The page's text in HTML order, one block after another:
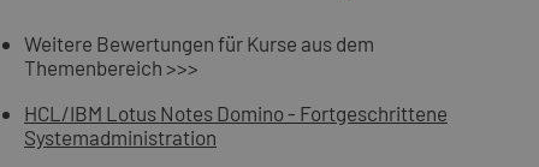
Weitere Bewertungen für Kurse aus dem
Themenbereich >>>
HCL/IBM Lotus Notes Domino - Fortgeschrittene
Systemadministration